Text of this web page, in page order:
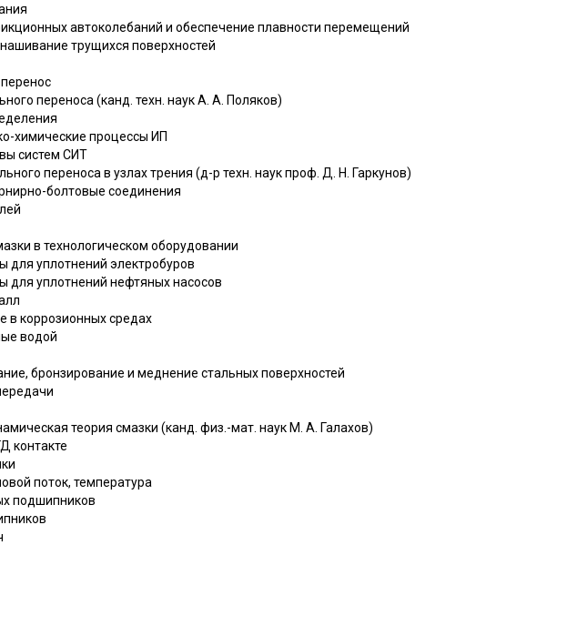
автоколебаний и обеспечение плавности перемещений
трущихся поверхностей
переноса (канд. техн. наук А. А. Поляков)
химические процессы ИП
систем СИТ
переноса в узлах трения (д-р техн. наук проф. Д. Н. Гаркунов)
болтовые соединения
в технологическом оборудовании
для уплотнений электробуров
для уплотнений нефтяных насосов
в коррозионных средах
водой
бронзирование и меднение стальных поверхностей
теория смазки (канд. физ.-мат. наук М. А. Галахов)
контакте
поток, температура
подшипников